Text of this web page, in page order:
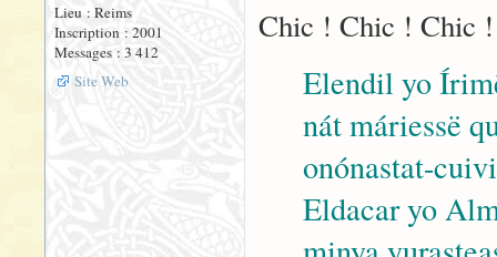
Lieu : Reims
Inscription : 2001
Messages : 3 412
Site Web
Chic ! Chic ! Chic
Elendil yo
nát máriessë
onónastat-
Eldacar yo